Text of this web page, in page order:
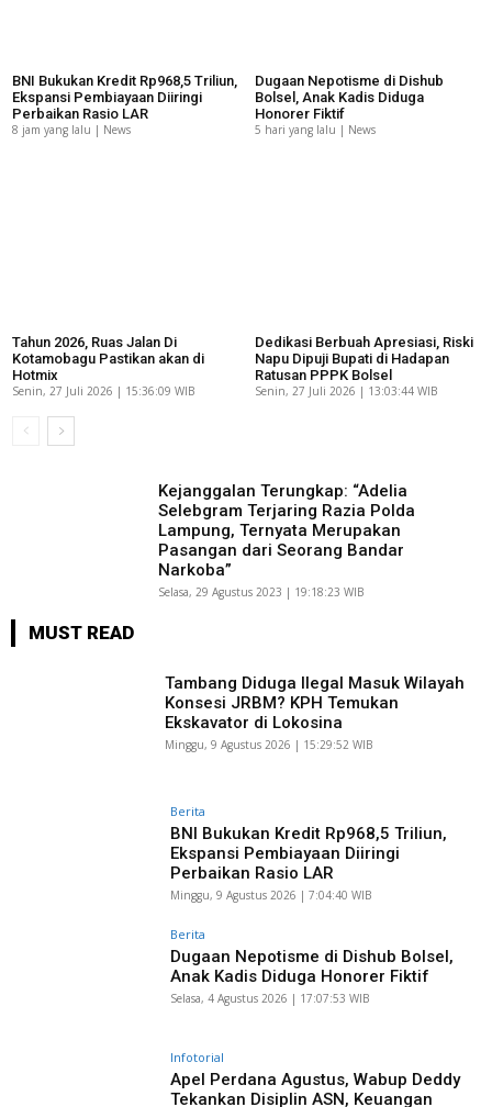
BNI Bukukan Kredit Rp968,5 Triliun,
Ekspansi Pembiayaan Diiringi
Perbaikan Rasio LAR
8 jam yang lalu | News
Dugaan Nepotisme di Dishub
Bolsel, Anak Kadis Diduga
Honorer Fiktif
5 hari yang lalu | News
Tahun 2026, Ruas Jalan Di
Kotamobagu Pastikan akan di
Hotmix
Senin, 27 Juli 2026 | 15:36:09 WIB
Dedikasi Berbuah Apresiasi, Riski
Napu Dipuji Bupati di Hadapan
Ratusan PPPK Bolsel
Senin, 27 Juli 2026 | 13:03:44 WIB
Kejanggalan Terungkap: “Adelia
Selebgram Terjaring Razia Polda
Lampung, Ternyata Merupakan
Pasangan dari Seorang Bandar
Narkoba”
Selasa, 29 Agustus 2023 | 19:18:23 WIB
MUST READ
Tambang Diduga Ilegal Masuk Wilayah
Konsesi JRBM? KPH Temukan
Ekskavator di Lokosina
Minggu, 9 Agustus 2026 | 15:29:52 WIB
Berita
BNI Bukukan Kredit Rp968,5 Triliun,
Ekspansi Pembiayaan Diiringi
Perbaikan Rasio LAR
Minggu, 9 Agustus 2026 | 7:04:40 WIB
Berita
Dugaan Nepotisme di Dishub Bolsel,
Anak Kadis Diduga Honorer Fiktif
Selasa, 4 Agustus 2026 | 17:07:53 WIB
Infotorial
Apel Perdana Agustus, Wabup Deddy
Tekankan Disiplin ASN, Keuangan